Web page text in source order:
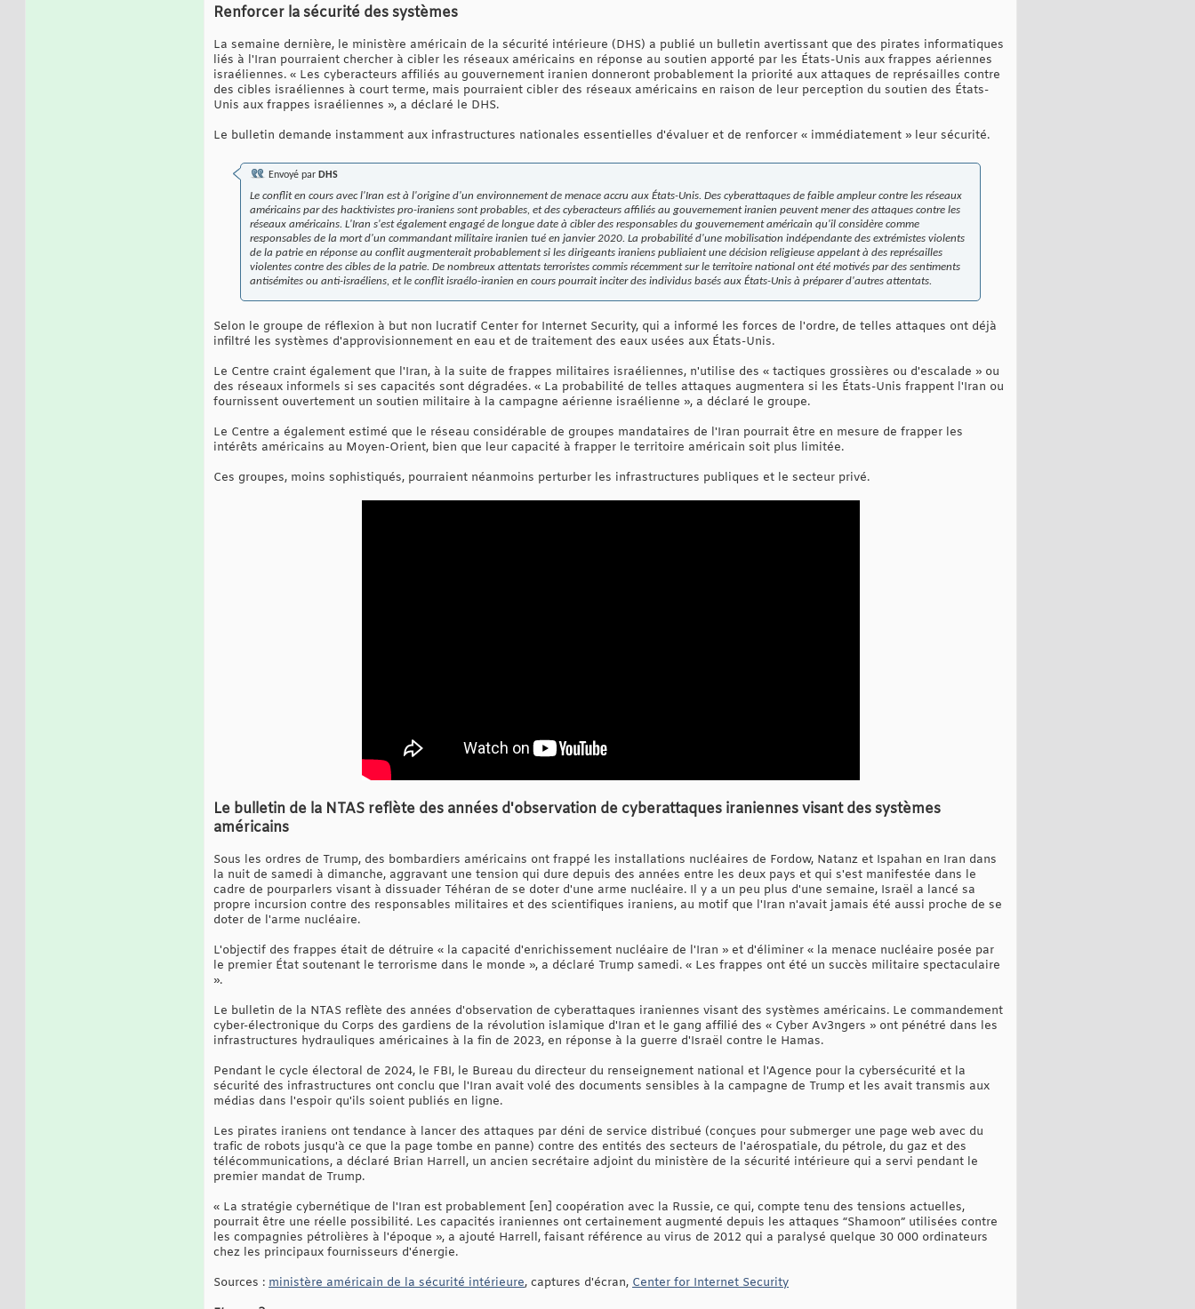
Renforcer la sécurité des systèmes
La semaine dernière, le ministère américain de la sécurité intérieure (DHS) a publié un bulletin avertissant que des pirates informatiques
liés à l'Iran pourraient chercher à cibler les réseaux américains en réponse au soutien apporté par les États-Unis aux frappes aériennes
israéliennes. « Les cyberacteurs affiliés au gouvernement iranien donneront probablement la priorité aux attaques de représailles contre
des cibles israéliennes à court terme, mais pourraient cibler des réseaux américains en raison de leur perception du soutien des États-
Unis aux frappes israéliennes », a déclaré le DHS.
Le bulletin demande instamment aux infrastructures nationales essentielles d'évaluer et de renforcer « immédiatement » leur sécurité.
Envoyé par DHS
Le conflit en cours avec l'Iran est à l'origine d'un environnement de menace accru aux États-Unis. Des cyberattaques de faible ampleur contre les réseaux
américains par des hacktivistes pro-iraniens sont probables, et des cyberacteurs affiliés au gouvernement iranien peuvent mener des attaques contre les
réseaux américains. L'Iran s'est également engagé de longue date à cibler des responsables du gouvernement américain qu'il considère comme
responsables de la mort d'un commandant militaire iranien tué en janvier 2020. La probabilité d'une mobilisation indépendante des extrémistes violents
de la patrie en réponse au conflit augmenterait probablement si les dirigeants iraniens publiaient une décision religieuse appelant à des représailles
violentes contre des cibles de la patrie. De nombreux attentats terroristes commis récemment sur le territoire national ont été motivés par des sentiments
antisémites ou anti-israéliens, et le conflit israélo-iranien en cours pourrait inciter des individus basés aux États-Unis à préparer d'autres attentats.
Selon le groupe de réflexion à but non lucratif Center for Internet Security, qui a informé les forces de l'ordre, de telles attaques ont déjà
infiltré les systèmes d'approvisionnement en eau et de traitement des eaux usées aux États-Unis.
Le Centre craint également que l'Iran, à la suite de frappes militaires israéliennes, n'utilise des « tactiques grossières ou d'escalade » ou
des réseaux informels si ses capacités sont dégradées. « La probabilité de telles attaques augmentera si les États-Unis frappent l'Iran ou
fournissent ouvertement un soutien militaire à la campagne aérienne israélienne », a déclaré le groupe.
Le Centre a également estimé que le réseau considérable de groupes mandataires de l'Iran pourrait être en mesure de frapper les
intérêts américains au Moyen-Orient, bien que leur capacité à frapper le territoire américain soit plus limitée.
Ces groupes, moins sophistiqués, pourraient néanmoins perturber les infrastructures publiques et le secteur privé.
Le bulletin de la NTAS reflète des années d'observation de cyberattaques iraniennes visant des systèmes
américains
Sous les ordres de Trump, des bombardiers américains ont frappé les installations nucléaires de Fordow, Natanz et Ispahan en Iran dans
la nuit de samedi à dimanche, aggravant une tension qui dure depuis des années entre les deux pays et qui s'est manifestée dans le
cadre de pourparlers visant à dissuader Téhéran de se doter d'une arme nucléaire. Il y a un peu plus d'une semaine, Israël a lancé sa
propre incursion contre des responsables militaires et des scientifiques iraniens, au motif que l'Iran n'avait jamais été aussi proche de se
doter de l'arme nucléaire.
L'objectif des frappes était de détruire « la capacité d'enrichissement nucléaire de l'Iran » et d'éliminer « la menace nucléaire posée par
le premier État soutenant le terrorisme dans le monde », a déclaré Trump samedi. « Les frappes ont été un succès militaire spectaculaire
».
Le bulletin de la NTAS reflète des années d'observation de cyberattaques iraniennes visant des systèmes américains. Le commandement
cyber-électronique du Corps des gardiens de la révolution islamique d'Iran et le gang affilié des « Cyber Av3ngers » ont pénétré dans les
infrastructures hydrauliques américaines à la fin de 2023, en réponse à la guerre d'Israël contre le Hamas.
Pendant le cycle électoral de 2024, le FBI, le Bureau du directeur du renseignement national et l'Agence pour la cybersécurité et la
sécurité des infrastructures ont conclu que l'Iran avait volé des documents sensibles à la campagne de Trump et les avait transmis aux
médias dans l'espoir qu'ils soient publiés en ligne.
Les pirates iraniens ont tendance à lancer des attaques par déni de service distribué (conçues pour submerger une page web avec du
trafic de robots jusqu'à ce que la page tombe en panne) contre des entités des secteurs de l'aérospatiale, du pétrole, du gaz et des
télécommunications, a déclaré Brian Harrell, un ancien secrétaire adjoint du ministère de la sécurité intérieure qui a servi pendant le
premier mandat de Trump.
« La stratégie cybernétique de l'Iran est probablement [en] coopération avec la Russie, ce qui, compte tenu des tensions actuelles,
pourrait être une réelle possibilité. Les capacités iraniennes ont certainement augmenté depuis les attaques “Shamoon” utilisées contre
les compagnies pétrolières à l'époque », a ajouté Harrell, faisant référence au virus de 2012 qui a paralysé quelque 30 000 ordinateurs
chez les principaux fournisseurs d'énergie.
Sources : ministère américain de la sécurité intérieure, captures d'écran, Center for Internet Security